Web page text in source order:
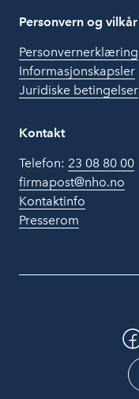
Personvern og vilkår
Personvernerklæring
Informasjonskapsler
Juridiske betingelser
Kontakt
Telefon: 23 08 80 00
firmapost@nho.no
Kontaktinfo
Presserom